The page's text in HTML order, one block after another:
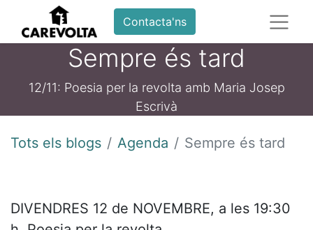
Contacta'ns
Sempre és tard
12/11: Poesia per la revolta amb Maria Josep
Escrivà
Tots els blogs Agenda Sempre és tard
DIVENDRES 12 de NOVEMBRE, a les 19:30